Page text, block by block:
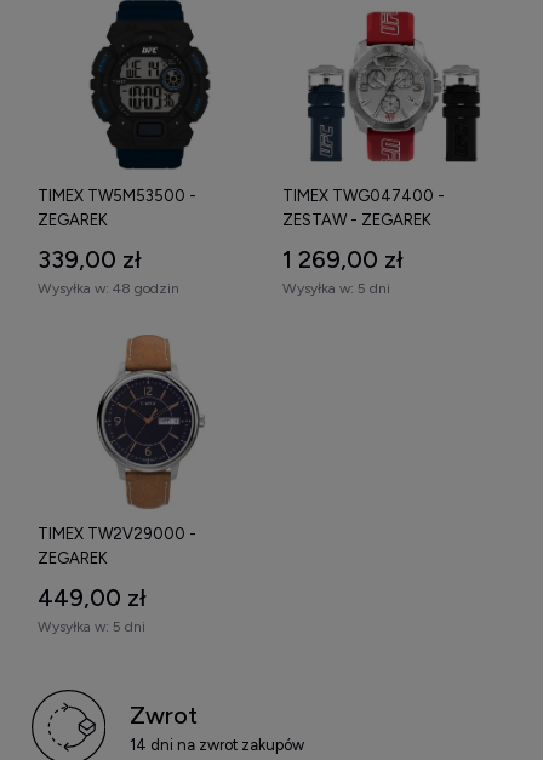
TIMEX TW5M53500 -
ZEGAREK
339,00 zł
Wysyłka w: 48 godzin
TIMEX TWG047400 -
ZESTAW - ZEGAREK
1 269,00 zł
Wysyłka w: 5 dni
TIMEX TW2V29000 -
ZEGAREK
449,00 zł
Wysyłka w: 5 dni
Zwrot
14 dni na zwrot zakupów